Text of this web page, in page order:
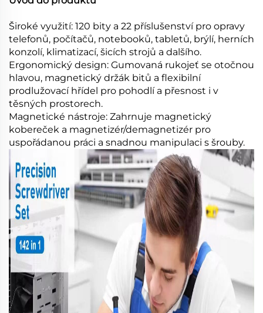
Široké využití: 120 bity a 22 příslušenství pro opravy
telefonů, počítačů, notebooků, tabletů, brýlí, herních
konzolí, klimatizací, šicích strojů a dalšího.
Ergonomický design: Gumovaná rukojeť se otočnou
hlavou, magnetický držák bitů a flexibilní
prodlužovací hřídel pro pohodlí a přesnost i v
těsných prostorech.
Magnetické nástroje: Zahrnuje magnetický
kobereček a magnetizér/demagnetizér pro
uspořádanou práci a snadnou manipulaci s šrouby.